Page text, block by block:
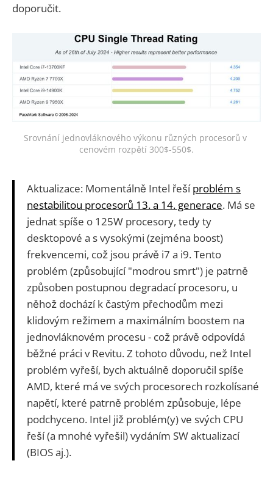
doporučit.
Srovnání jednovláknového výkonu různých procesorů v
cenovém rozpětí 300$-550$.
Aktualizace: Momentálně Intel řešíproblém s
nestabilitou procesorů 13. a 14. generace. Má se
jednat spíše o 125W procesory, tedy ty
desktopové a s vysokými (zejména boost)
frekvencemi, což jsou právě i7 a i9. Tento
problém (způsobující "modrou smrt") je patrně
způsoben postupnou degradací procesoru, u
něhož dochází k častým přechodům mezi
klidovým režimem a maximálním boostem na
jednovláknovém procesu - což právě odpovídá
běžné práci v Revitu. Z tohoto důvodu, než Intel
problém vyřeší, bych aktuálně doporučil spíše
AMD, které má ve svých procesorech rozkolísané
napětí, které patrně problém způsobuje, lépe
podchyceno. Intel již problém(y) ve svých CPU
řeší (a mnohé vyřešil) vydáním SW aktualizací
(BIOS aj.).